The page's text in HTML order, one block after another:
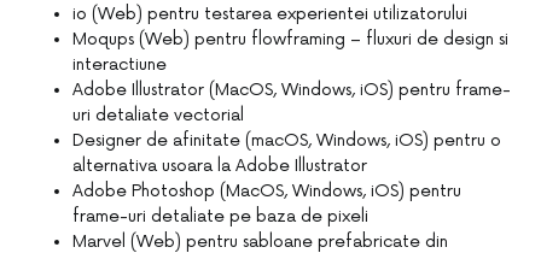
io (Web) pentru testarea experientei utilizatorului
Moqups (Web) pentru flowframing – fluxuri de design si
interactiune
Adobe Illustrator (MacOS, Windows, iOS) pentru frame-
uri detaliate vectorial
Designer de afinitate (macOS, Windows, iOS) pentru o
alternativa usoara la Adobe Illustrator
Adobe Photoshop (MacOS, Windows, iOS) pentru
frame-uri detaliate pe baza de pixeli
Marvel (Web) pentru sabloane prefabricate din